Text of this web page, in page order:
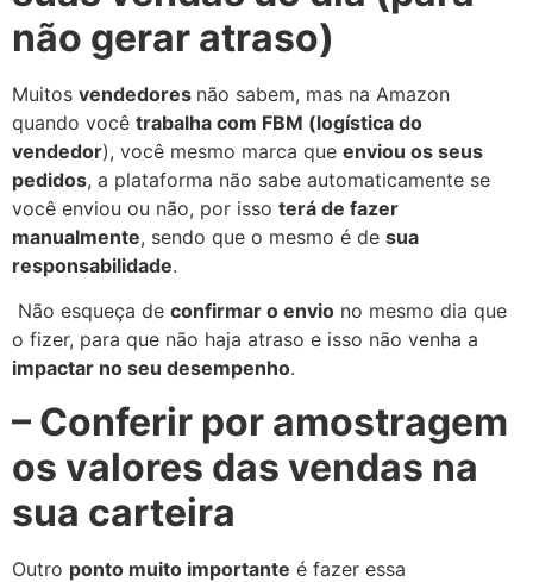
não gerar atraso)
Muitos vendedores não sabem, mas na Amazon
quando você trabalha com FBM (logística do
vendedor), você mesmo marca que enviou os seus
pedidos, a plataforma não sabe automaticamente se
você enviou ou não, por isso terá de fazer
manualmente, sendo que o mesmo é de sua
responsabilidade.
Não esqueça de confirmar o envio no mesmo dia que
o fizer, para que não haja atraso e isso não venha a
impactar no seu desempenho.
– Conferir por amostragem
os valores das vendas na
sua carteira
Outro ponto muito importante é fazer essa